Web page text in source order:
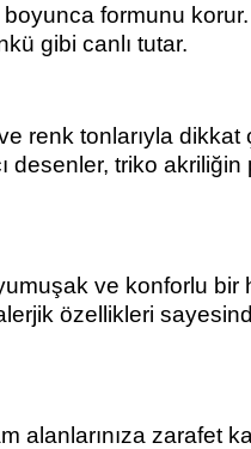
formunu
gibi canlı tutar.
renk tonlarıyla
triko
ve konforlu
özellikleri
alanlarınıza zarafet